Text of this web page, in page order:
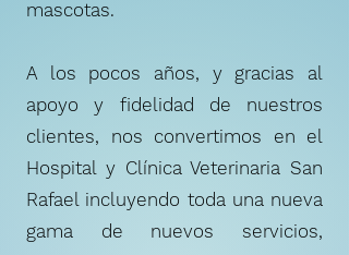
mascotas.
A los pocos años, y gracias al
apoyo y fidelidad de nuestros
clientes, nos convertimos en el
Hospital y Clínica Veterinaria San
Rafael incluyendo toda una nueva
gama de nuevos servicios,